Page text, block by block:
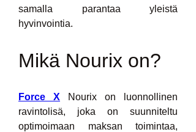
samalla parantaa yleistä
hyvinvointia.
Mikä Nourix on?
Force X Nourix on luonnollinen
ravintolisä, joka on suunniteltu
optimoimaan maksan toimintaa,